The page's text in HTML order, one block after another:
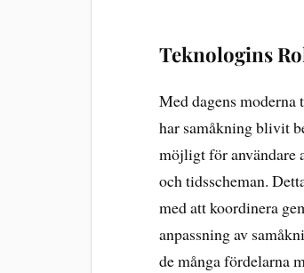
Teknologins
Med dagens
har samåkning blivit
möjligt för användare
och tidsscheman.
med att koordinera
anpassning av
de många fördelarna